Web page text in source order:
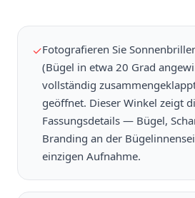
✓Fotografieren Sie
(Bügel in etwa 20 Grad
vollständig
geöffnet. Dieser Winkel zeigt
Fassungsdetails — Bügel,
Branding an der
einzigen Aufnahme.